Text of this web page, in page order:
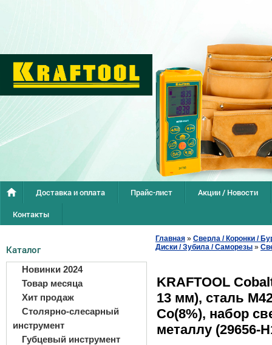
Доставка и оплата Прайс-лист
Акции / Новости
Контакты
Каталог
Новинки 2024
Товар месяца
Хит продаж
Столярно-слесарный
инструмент
Губцевый инструмент
Главная » Сверла / Коронки /
Диски / Зубила / Саморезы »
KRAFTOOL
13 мм), сталь
Co(8%), набор
металлу (29656-